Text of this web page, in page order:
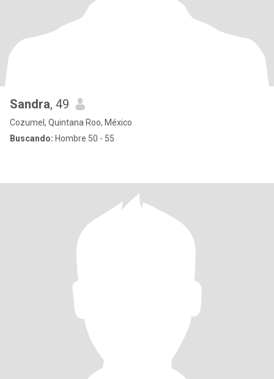
Sandra, 49
Cozumel, Quintana Roo, México
Buscando: Hombre 50 - 55